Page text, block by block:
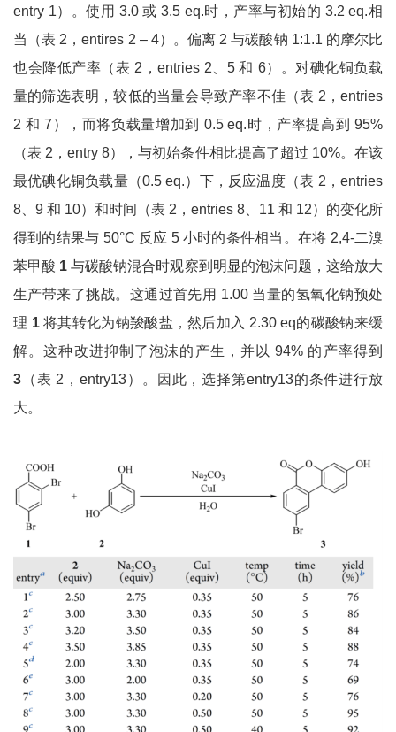
entry 1）。使用 3.0 或 3.5 eq.时，产率与初始的 3.2 eq.相
当（表 2，entires 2 – 4）。偏离 2 与碳酸钠 1:1.1 的摩尔比
也会降低产率（表 2，entries 2、5 和 6）。对碘化铜负载
量的筛选表明，较低的当量会导致产率不佳（表 2，entries
2 和 7），而将负载量增加到 0.5 eq.时，产率提高到 95%
（表 2，entry 8），与初始条件相比提高了超过 10%。在该
最优碘化铜负载量（0.5 eq.）下，反应温度（表 2，entries
8、9 和 10）和时间（表 2，entries 8、11 和 12）的变化所
得到的结果与 50°C 反应 5 小时的条件相当。在将 2,4-二溴
苯甲酸 1 与碳酸钠混合时观察到明显的泡沫问题，这给放大
生产带来了挑战。这通过首先用 1.00 当量的氢氧化钠预处
理 1将其转化为钠羧酸盐，然后加入 2.30 eq的碳酸钠来缓
解。这种改进抑制了泡沫的产生，并以 94% 的产率得到
3 （表 2，entry13）。因此，选择第entry13的条件进行放
大。